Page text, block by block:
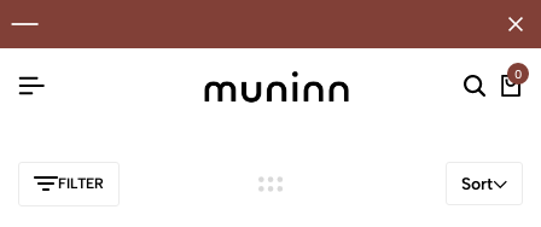
0
FILTER Sort